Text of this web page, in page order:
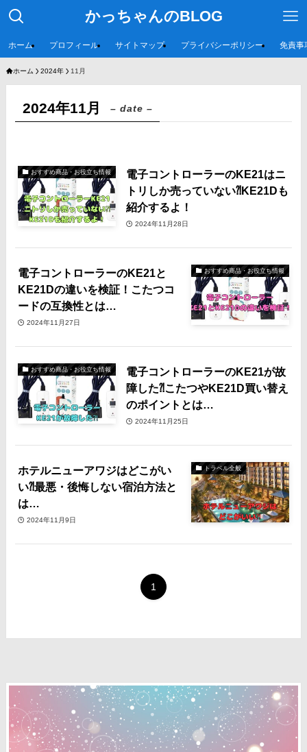
かっちゃんのBLOG
ホーム プロフィール サイトマップ プライバシーポリシー 免責事
ホーム 2024年 11月
2024年11月 – date –
おすすめ商品・お役立ち情報
電子コントローラーのKE21はニ
トリしか売っていない⁈KE21Dも
紹介するよ！
2024年11月28日
おすすめ商品・お役立ち情報
電子コントローラーのKE21と
KE21Dの違いを検証！こたつコ
ードの互換性とは…
2024年11月27日
おすすめ商品・お役立ち情報
電子コントローラーのKE21が故
障した⁈こたつやKE21D買い替え
のポイントとは…
2024年11月25日
トラベル全般
ホテルニューアワジはどこがい
い⁈最悪・後悔しない宿泊方法と
は…
2024年11月9日
1